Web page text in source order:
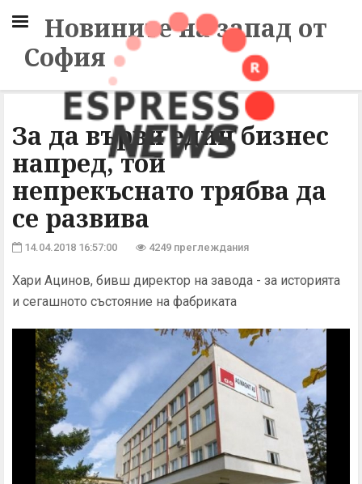
Новините на запад от
София
За да върви един бизнес
напред, той
непрекъснато трябва да
се развива
14.04.2018 16:57:00 4249 преглеждания
Хари Ацинов, бивш директор на завода - за историята
и сегашното състояние на фабриката